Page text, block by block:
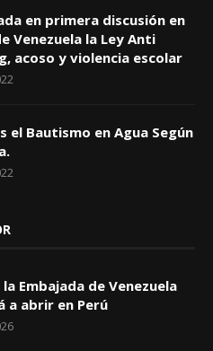
en primera discusión en
Venezuela la Ley Anti
acoso y violencia escolar
el Bautismo en Agua Según
la Embajada de Venezuela
a abrir en Perú